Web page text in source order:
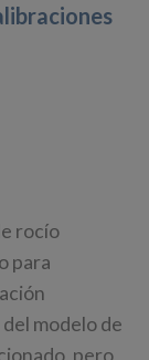
rocío
para
modelo de
pero